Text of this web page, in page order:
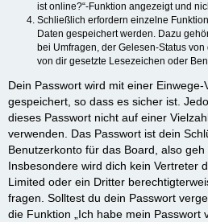
ist online?“-Funktion angezeigt und
Schließlich erfordern einzelne
Daten gespeichert werden. Dazu
bei Umfragen, der Gelesen-Status
von dir gesetzte Lesezeichen oder
Dein Passwort wird mit einer
gespeichert, so dass es sicher ist.
dieses Passwort nicht auf einer
verwenden. Das Passwort ist dein
Benutzerkonto für das Board, also
Insbesondere wird dich kein Vertreter
Limited oder ein Dritter
fragen. Solltest du dein Passwort
die Funktion „Ich habe mein Passwort